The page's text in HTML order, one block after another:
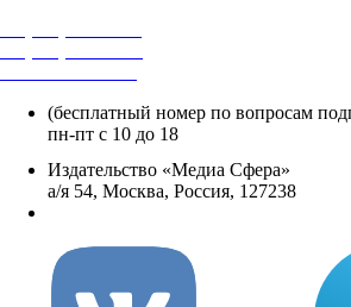
(бесплатный номер по вопросам
пн-пт с 10 до 18
Издательство «Медиа Сфера»
а/я 54, Москва, Россия, 127238